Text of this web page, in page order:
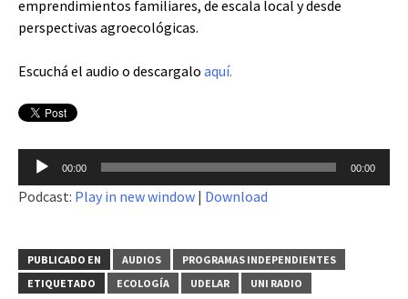
emprendimientos familiares, de escala local y desde
perspectivas agroecológicas.
Escuchá el audio o descargalo aquí.
Reproductor
audio
00:00 00:00
Podcast: Play in new window | Download
PUBLICADO EN AUDIOS
PROGRAMAS INDEPENDIENTES
ETIQUETADO
ECOLOGÍA UDELAR UNI RADIO